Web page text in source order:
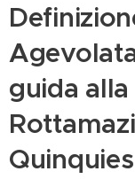
guida alla
Quinquies